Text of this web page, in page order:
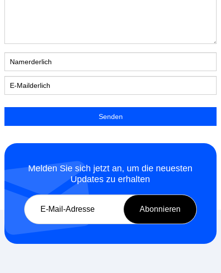
Melden Sie sich jetzt an, um die neuesten
Updates zu erhalten